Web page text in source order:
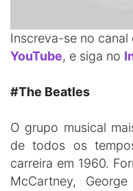
Inscreva-se no canal
YouTube, e siga no
#The Beatles
O grupo musical
de todos os
carreira em 1960.
McCartney,